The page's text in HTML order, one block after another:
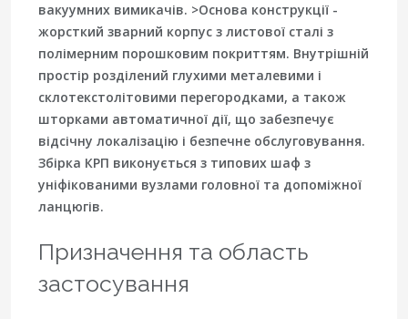
вакуумних вимикачів. >Основа конструкції -
жорсткий зварний корпус з листової сталі з
полімерним порошковим покриттям. Внутрішній
простір розділений глухими металевими і
склотекстолітовими перегородками, а також
шторками автоматичної дії, що забезпечує
відсічну локалізацію і безпечне обслуговування.
Збірка КРП виконується з типових шаф з
уніфікованими вузлами головної та допоміжної
ланцюгів.
Призначення та область
застосування